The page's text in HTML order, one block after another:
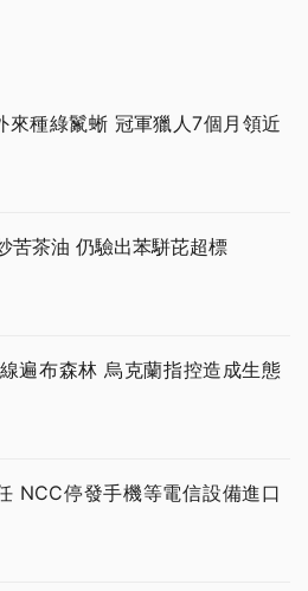
來種綠鬣蜥 冠軍獵人7個月領近
苦茶油 仍驗出苯駢芘超標
遍布森林 烏克蘭指控造成生態
NCC停發手機等電信設備進口